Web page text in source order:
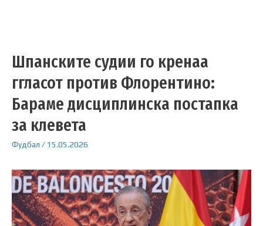
Шпанските судии го кренаа
ггласот против Флорентино:
Бараме дисциплинска постапка
за клевета
Фудбал / 15.05.2026